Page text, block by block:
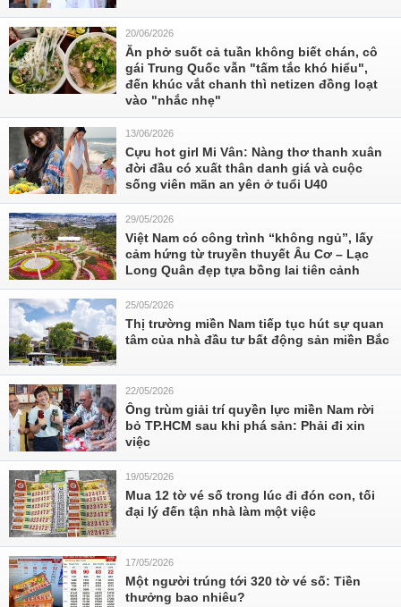
20/06/2026
Ăn phở suốt cả tuần không biết chán, cô
gái Trung Quốc vẫn "tấm tắc khó hiểu",
đến khúc vắt chanh thì netizen đồng loạt
vào "nhắc nhẹ"
13/06/2026
Cựu hot girl Mi Vân: Nàng thơ thanh xuân
đời đầu có xuất thân danh giá và cuộc
sống viên mãn an yên ở tuổi U40
29/05/2026
Việt Nam có công trình “không ngủ”, lấy
cảm hứng từ truyền thuyết Âu Cơ – Lạc
Long Quân đẹp tựa bồng lai tiên cảnh
25/05/2026
Thị trường miền Nam tiếp tục hút sự quan
tâm của nhà đầu tư bất động sản miền Bắc
22/05/2026
Ông trùm giải trí quyền lực miền Nam rời
bỏ TP.HCM sau khi phá sản: Phải đi xin
việc
19/05/2026
Mua 12 tờ vé số trong lúc đi đón con, tối
đại lý đến tận nhà làm một việc
17/05/2026
Một người trúng tới 320 tờ vé số: Tiền
thưởng bao nhiêu?